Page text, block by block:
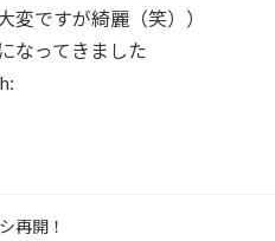
変ですが綺麗（笑））
なってきました
再開！